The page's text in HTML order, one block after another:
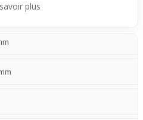
qui maintient solidement le
un maintien fiable tout au
occuper le centre de
plus